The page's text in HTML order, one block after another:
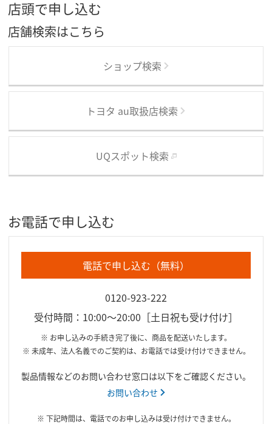
店頭で申し込む
店舗検索はこちら
ショップ検索
トヨタ au取扱店検索
UQスポット検索
お電話で申し込む
電話で申し込む（無料）
0120-923-222
受付時間：10:00～20:00［土日祝も受け付け］
※ お申し込みの手続き完了後に、商品を配送いたします。
※ 未成年、法人名義でのご契約は、お電話では受け付けできません。
製品情報などのお問い合わせ窓口は以下をご確認ください。
お問い合わせ
※ 下記時間は、電話でのお申し込みは受け付けできません。